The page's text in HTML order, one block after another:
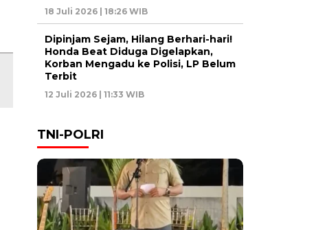
18 Juli 2026 | 18:26 WIB
Dipinjam Sejam, Hilang Berhari-hari!
Honda Beat Diduga Digelapkan,
Korban Mengadu ke Polisi, LP Belum
Terbit
12 Juli 2026 | 11:33 WIB
TNI-POLRI